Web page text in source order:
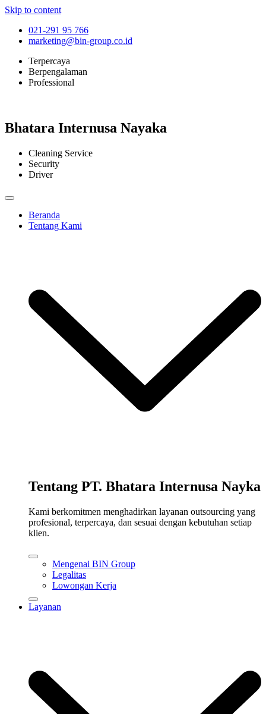
Skip to content
021-291 95 766
marketing@bin-group.co.id
Terpercaya
Berpengalaman
Professional
Bhatara Internusa Nayaka
Cleaning Service
Security
Driver
Beranda
Tentang Kami
Tentang PT. Bhatara Internusa Nayka
Kami berkomitmen menghadirkan layanan outsourcing yang
profesional, terpercaya, dan sesuai dengan kebutuhan setiap
klien.
Mengenai BIN Group
Legalitas
Lowongan Kerja
Layanan